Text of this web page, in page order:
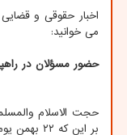
اخبار حقوقی و
می خوانید:
حضور مسؤلان در راهپیمایی
حجت الاسلام
بر این